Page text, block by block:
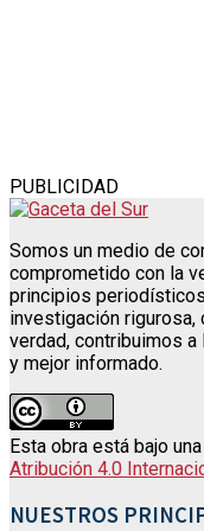
PUBLICIDAD
Somos un medio de
comprometido con la
principios
investigación
verdad, contribuimos
y mejor informado.
Esta obra está bajo una
Atribución 4.0
NUESTROS